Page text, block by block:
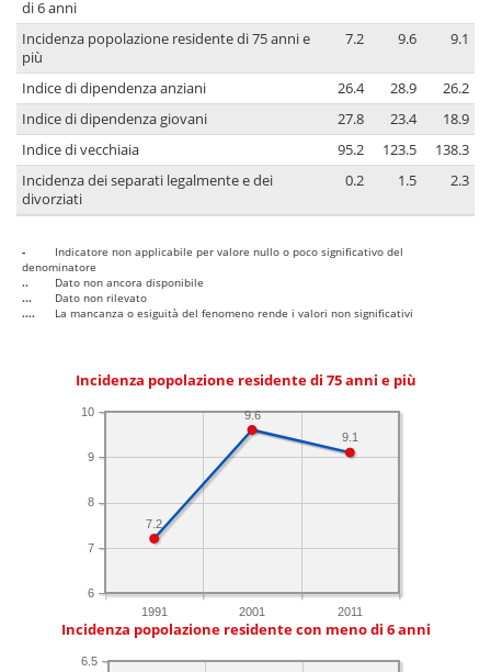
di 6 anni
Incidenza popolazione residente di 75 anni e
più
7.2 9.6 9.1
Indice di dipendenza anziani 26.4 28.9
26.2
Indice di dipendenza giovani
27.8 23.4
18.9
Indice di vecchiaia
95.2 123.5
138.3
Incidenza dei separati legalmente e dei
divorziati
0.2 1.5 2.3
-
Indicatore non applicabile per valore nullo o poco significativo del
denominatore
..
Dato non ancora disponibile
...
Dato non rilevato
....
La mancanza o esiguità del fenomeno rende i valori non significativi
Incidenza popolazione residente di 75 anni e più
1991 2001 2011
6
7
8
9
10
9.1
9.6
7.2
Incidenza popolazione residente con meno di 6 anni
6.5